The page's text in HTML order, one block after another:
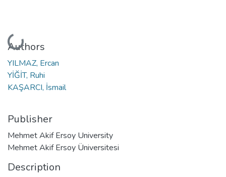
Loading...
Authors
YILMAZ, Ercan
YİĞİT, Ruhi
KAŞARCI, İsmail
Publisher
Mehmet Akif Ersoy University
Mehmet Akif Ersoy Üniversitesi
Description